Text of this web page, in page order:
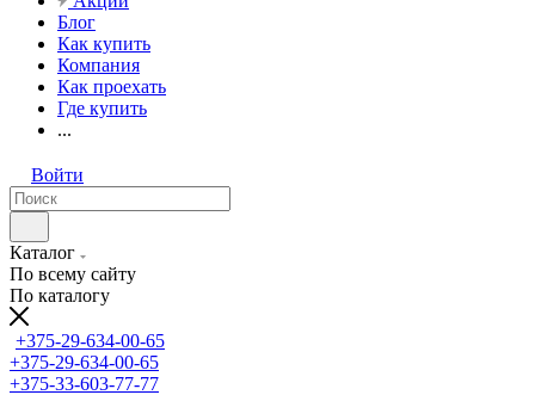
Блог
Как купить
Компания
Как проехать
Где купить
...
Войти
Каталог
По всему сайту
По каталогу
+375-29-634-00-65
+375-29-634-00-65
+375-33-603-77-77